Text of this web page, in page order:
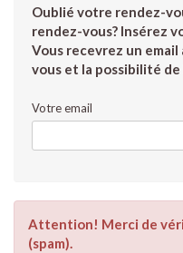
Oublié votre rendez-
rendez-vous? Insérez
Vous recevrez un
vous et la possibilité de
Votre email
Attention! Merci de
(spam).